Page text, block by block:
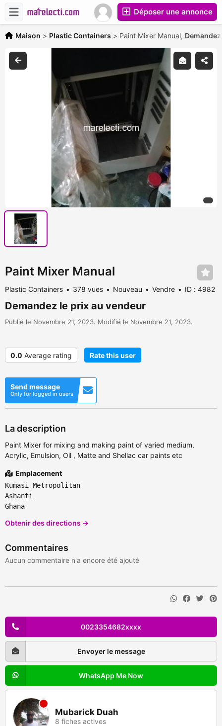
Déposer une annonce
Maison > Plastic Containers > Paint Mixer Manual,
Paint Mixer Manual
Plastic Containers 378 vues Nouveau Vendre ID : 4982
Demandez le prix au vendeur
Publié le Novembre 21, 2023. Modifié le Novembre 21, 2023.
0.0 Average rating Rate this user
Send message
Only for logged in users
La description
Paint Mixer for mixing and making paint of varied medium,
Acrylic, Emulsion, Oil , Matte and Shellac car paints etc
Emplacement
Kumasi Metropolitan
Ashanti
Ghana
Obtenir des directions →
Commentaires
Aucun commentaire n'a encore été ajouté
0023354682xxxx
Envoyer le message
WhatsApp Me Now
Mubarick Duah
8 fiches actives